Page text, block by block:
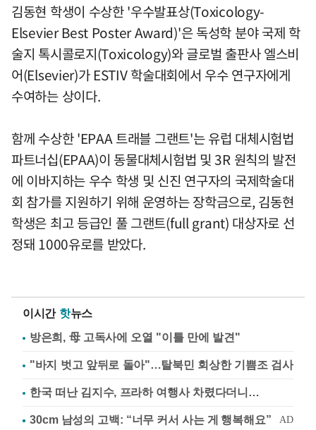
김동현 학생이 수상한 '우수발표상(Toxicology-
Elsevier Best Poster Award)'은 독성학 분야 국제 학
술지 톡시콜로지(Toxicology)와 글로벌 출판사 엘스비
어(Elsevier)가 ESTIV 학술대회에서 우수 연구자에게
수여하는 상이다.
함께 수상한 'EPAA 트래블 그랜트'는 유럽 대체시험법
파트너십(EPAA)이 동물대체시험법 및 3R 원칙의 발전
에 이바지하는 우수 학생 및 신진 연구자의 국제학술대
회 참가를 지원하기 위해 운영하는 장학금으로, 김동현
학생은 최고 등급인 풀 그랜트(full grant) 대상자로 선
정돼 1000유로를 받았다.
이시간 핫뉴스
방은희, 母 고독사에 오열 "이틀 만에 발견"
"바지 벗고 앞뒤로 돌아"…탈북민 회상한 기쁨조 검사
한국 떠난 김지수, 프라하 여행사 차렸다더니…